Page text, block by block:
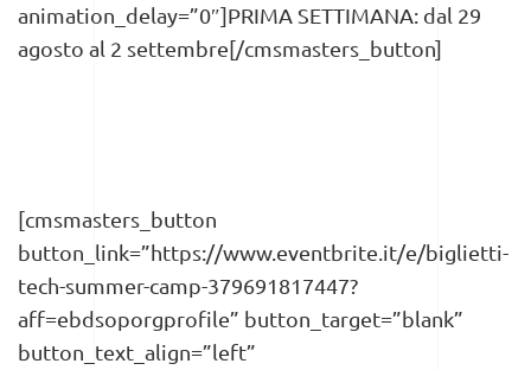
animation_delay=”0″]PRIMA SETTIMANA: dal 29
agosto al 2 settembre[/cmsmasters_button]
[cmsmasters_button
button_link=”https://www.eventbrite.it/e/biglietti-
tech-summer-camp-379691817447?
aff=ebdsoporgprofile” button_target=”blank”
button_text_align=”left”